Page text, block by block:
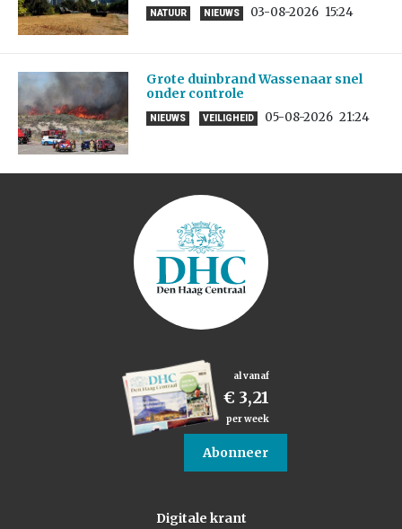
NATUUR NIEUWS 03-08-2026 15:24
Grote duinbrand Wassenaar snel
onder controle
NIEUWS VEILIGHEID 05-08-2026 21:24
al vanaf
€ 3,21
per week
Abonneer
Digitale krant